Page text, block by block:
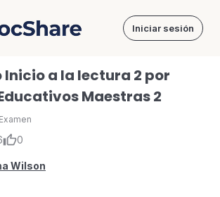
DocShare Iniciar sesión
a la lectura 2 por
Maestras 2
Examen
0
Wilson